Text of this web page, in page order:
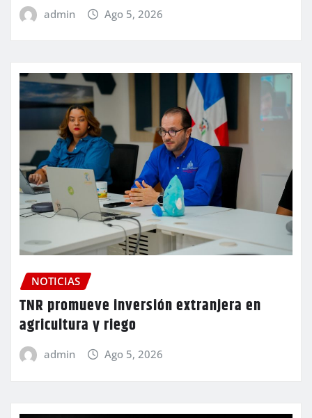
admin Ago 5, 2026
NOTICIAS
TNR promueve inversión extranjera en
agricultura y riego
admin Ago 5, 2026